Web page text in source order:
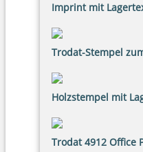
Imprint mit
Trodat-Stempel
Holzstempel mit
Trodat 4912 Office